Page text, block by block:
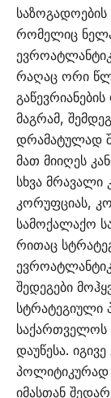
რომელიც ნელა
რაღაც ორი
მაგრამ,
დრამატულად
მათ მიიღეს
სხვა
კორუფციას,
სამოქალაქო
რითაც
შედეგები
სტრატეგიული
საქართველოს
დაუწესა.
პოლიტიკურად
იმასთან